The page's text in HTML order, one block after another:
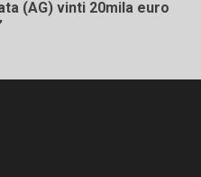
(AG) vinti 20mila euro